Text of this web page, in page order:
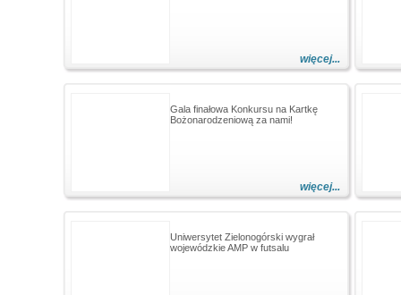
więcej...
więcej...
Gala finałowa Konkursu na Kartkę
Bożonarodzeniową za nami!
Uniwersytet Zielonogórski wygrał
wojewódzkie AMP w futsalu